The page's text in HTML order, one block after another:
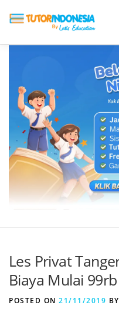
ABOUT US
BIAYA LES
BLOG DAFTAR
Les Privat
Biaya Mulai 99rb
POSTED ON 21/11/2019 BY